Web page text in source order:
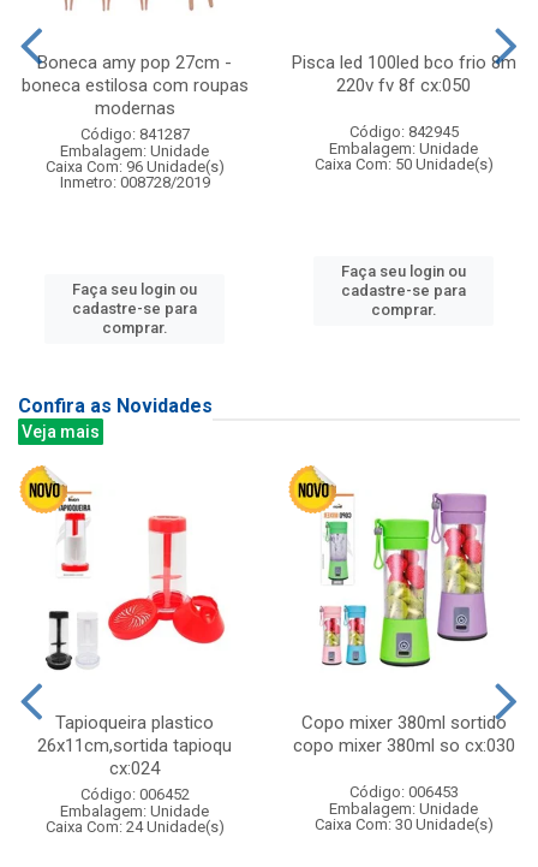
Boneca amy pop 27cm -
boneca estilosa com roupas
modernas
Código: 841287
Embalagem: Unidade
Caixa Com: 96 Unidade(s)
Inmetro: 008728/2019
Faça seu login ou
cadastre-se para
comprar.
Pisca led 100led bco frio 8m
220v fv 8f cx:050
Código: 842945
Embalagem: Unidade
Caixa Com: 50 Unidade(s)
Faça seu login ou
cadastre-se para
comprar.
Confira as Novidades
Veja mais
Tapioqueira plastico
26x11cm,sortida tapioqu
cx:024
Código: 006452
Embalagem: Unidade
Caixa Com: 24 Unidade(s)
Copo mixer 380ml sortido
copo mixer 380ml so cx:030
Código: 006453
Embalagem: Unidade
Caixa Com: 30 Unidade(s)